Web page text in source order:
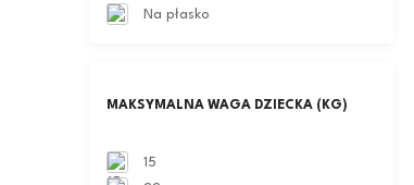
Na płasko
MAKSYMALNA WAGA DZIECKA (KG)
15